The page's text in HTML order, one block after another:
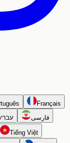
Français
فارسی
Tiếng Việt